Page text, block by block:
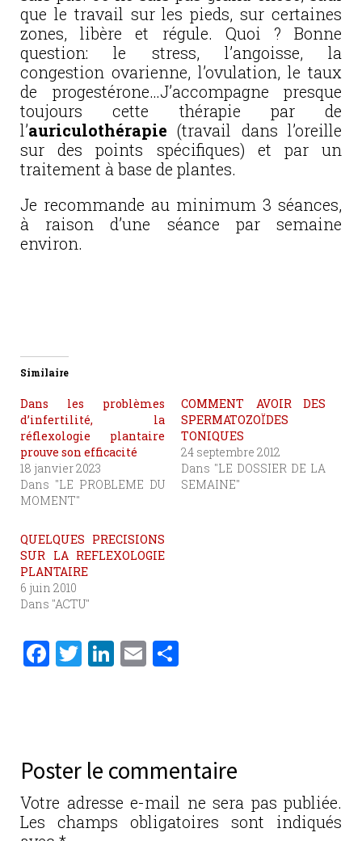
que le travail sur les pieds, sur certaines
zones, libère et régule. Quoi ? Bonne
question: le stress, l’angoisse, la
congestion ovarienne, l’ovulation, le taux
de progestérone…J’accompagne presque
toujours cette thérapie par de
l’auriculothérapie (travail dans l’oreille
sur des points spécifiques) et par un
traitement à base de plantes.
Je recommande au minimum 3 séances,
à raison d’une séance par semaine
environ.
Similaire
Dans les problèmes
d’infertilité, la
réflexologie plantaire
prouve son efficacité
18 janvier 2023
Dans "LE PROBLEME DU
MOMENT"
COMMENT AVOIR DES
SPERMATOZOÏDES
TONIQUES
24 septembre 2012
Dans "LE DOSSIER DE LA
SEMAINE"
QUELQUES PRECISIONS
SUR LA REFLEXOLOGIE
PLANTAIRE
6 juin 2010
Dans "ACTU"
F
b
o
o
k
T
r
Li
n
E
er
Poster le commentaire
Votre adresse e-mail ne sera pas publiée.
Les champs obligatoires sont indiqués